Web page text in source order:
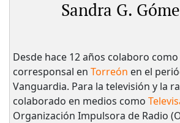
Sandra G.
Desde hace 12 años colaboro como
corresponsal en Torreón en el
Vanguardia. Para la televisión y la
colaborado en medios como
Organización Impulsora de Radio